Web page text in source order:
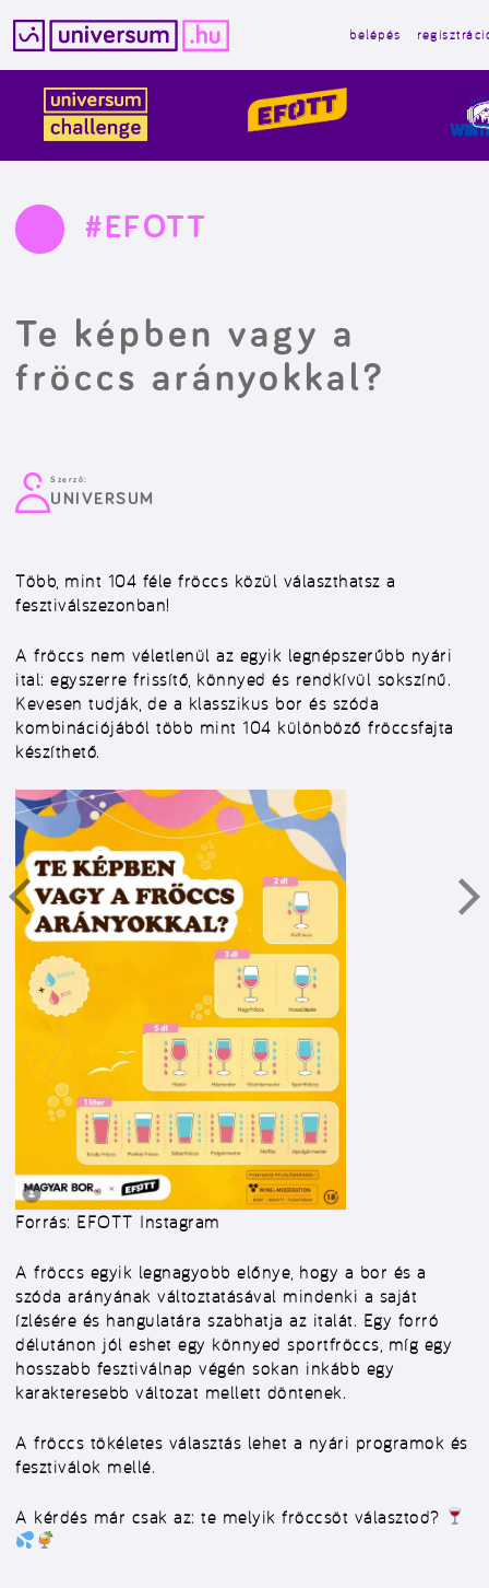
tartalomba
belépés
#EFOTT
Te képben vagy a
fröccs arányokkal?
Szerző:
UNIVERSUM
Több, mint 104 féle fröccs közül választhatsz a
fesztiválszezonban!
A fröccs nem véletlenül az egyik legnépszerűbb nyári
ital: egyszerre frissítő, könnyed és rendkívül sokszínű.
Kevesen tudják, de a klasszikus bor és szóda
kombinációjából több mint 104 különböző fröccsfajta
készíthető.
Forrás: EFOTT Instagram
A fröccs egyik legnagyobb előnye, hogy a bor és a
szóda arányának változtatásával mindenki a saját
ízlésére és hangulatára szabhatja az italát. Egy forró
délutánon jól eshet egy könnyed sportfröccs, míg egy
hosszabb fesztiválnap végén sokan inkább egy
karakteresebb változat mellett döntenek.
A fröccs tökéletes választás lehet a nyári programok és
fesztiválok mellé.
A kérdés már csak az: te melyik fröccsöt választod?